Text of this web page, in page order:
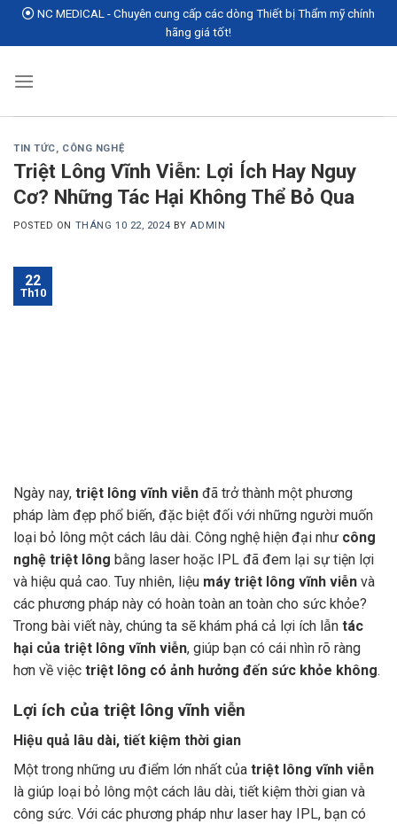
Skip
NC MEDICAL - Chuyên cung cấp các dòng Thiết bị Thẩm mỹ chính
hãng giá tốt!
TIN TỨC, CÔNG NGHỆ
Triệt Lông Vĩnh Viễn: Lợi Ích Hay Nguy
Cơ? Những Tác Hại Không Thể Bỏ Qua
POSTED ON THÁNG 10 22, 2024 BYADMIN
22
Th10
Ngày nay, triệt lông vĩnh viễn đã trở thành một phương
pháp làm đẹp phổ biến, đặc biệt đối với những người muốn
loại bỏ lông một cách lâu dài. Công nghệ hiện đại như công
nghệ triệt lông bằng laser hoặc IPL đã đem lại sự tiện lợi
và hiệu quả cao. Tuy nhiên, liệu máy triệt lông vĩnh viễn và
các phương pháp này có hoàn toàn an toàn cho sức khỏe?
Trong bài viết này, chúng ta sẽ khám phá cả lợi ích lẫn tác
hại của triệt lông vĩnh viễn, giúp bạn có cái nhìn rõ ràng
hơn về việc triệt lông có ảnh hưởng đến sức khỏe không.
Lợi ích của triệt lông vĩnh viễn
Hiệu quả lâu dài, tiết kiệm thời gian
Một trong những ưu điểm lớn nhất của triệt lông vĩnh viễn
là giúp loại bỏ lông một cách lâu dài, tiết kiệm thời gian và
công sức. Với các phương pháp như laser hay IPL, bạn có